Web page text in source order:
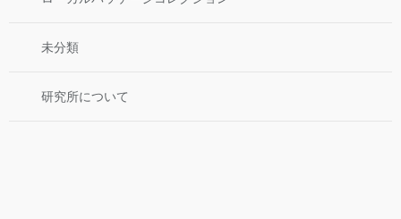
未分類
研究所について